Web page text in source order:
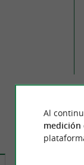
Al
medición